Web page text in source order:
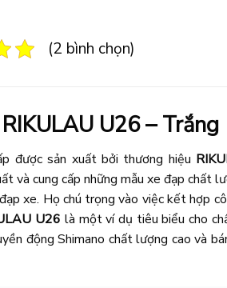
(2 bình chọn)
U26 – Trắng
được sản xuất bởi thương hiệu
và cung cấp những mẫu xe đạp chất
xe. Họ chú trọng vào việc kết hợp
U26 là một ví dụ tiêu biểu cho
động Shimano chất lượng cao và